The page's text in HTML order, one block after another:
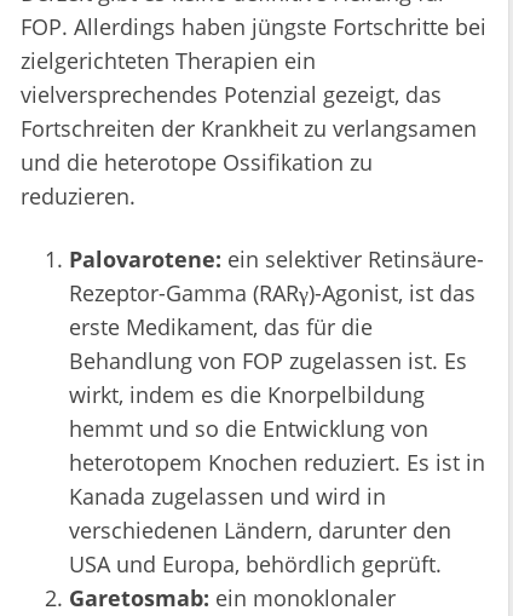
FOP. Allerdings haben jüngste Fortschritte bei
zielgerichteten Therapien ein
vielversprechendes Potenzial gezeigt, das
Fortschreiten der Krankheit zu verlangsamen
und die heterotope Ossifikation zu
reduzieren.
Palovarotene: ein selektiver Retinsäure-
Rezeptor-Gamma (RARγ)-Agonist, ist das
erste Medikament, das für die
Behandlung von FOP zugelassen ist. Es
wirkt, indem es die Knorpelbildung
hemmt und so die Entwicklung von
heterotopem Knochen reduziert. Es ist in
Kanada zugelassen und wird in
verschiedenen Ländern, darunter den
USA und Europa, behördlich geprüft.
Garetosmab: ein monoklonaler